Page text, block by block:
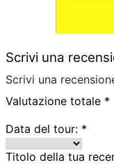
Scrivi una
Scrivi una
Valutazione totale *
Data del tour: *
Titolo della tua